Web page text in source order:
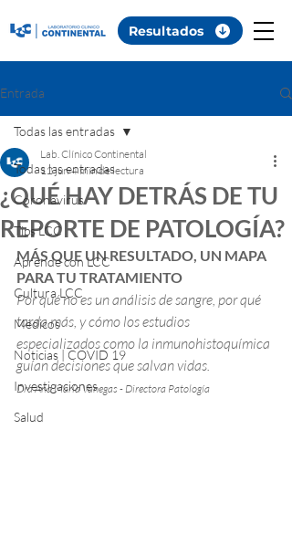
Resultados
Entrada
Todas las entradas
Coronavirus
Tips LCC
Aprende con LCC
Cultura LCC
Médicos
Noticias | COVID 19
Investigaciones
Salud
Todas las entradas
¿QUÉ HAY DETRÁS DE TU
REPORTE DE PATOLOGÍA?
Lab. Clínico Continental
12 jun 4 min de lectura
MÁS QUE UN RESULTADO, UN MAPA
PARA TU TRATAMIENTO
Por qué no es un análisis de sangre, por qué
tarda más, y cómo los estudios
especializados como la inmunohistoquímica
guían decisiones que salvan vidas.
Dra Ana María Vanegas - Directora Patología